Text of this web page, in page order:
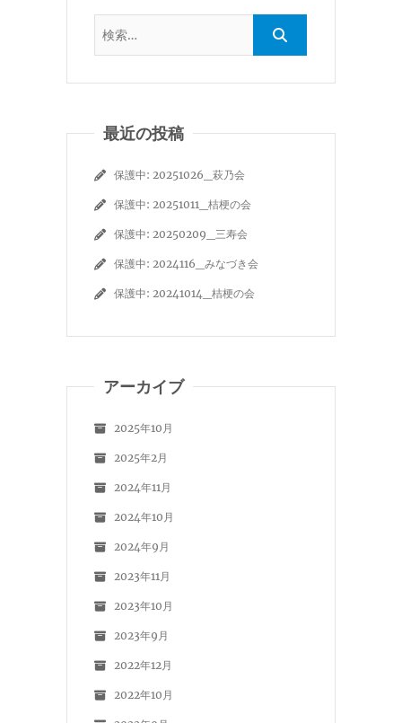
最近の投稿
保護中: 20251026_萩乃会
保護中: 20251011_桔梗の会
保護中: 20250209_三寿会
保護中: 2024116_みなづき会
保護中: 20241014_桔梗の会
アーカイブ
2025年10月
2025年2月
2024年11月
2024年10月
2024年9月
2023年11月
2023年10月
2023年9月
2022年12月
2022年10月